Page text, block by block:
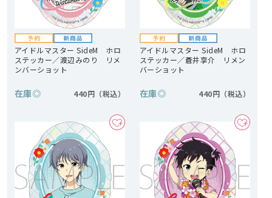
アイドルマスター SideM ホロ
ステッカー／渡辺みのり リメ
ンバーショット
在庫◎ 440円
アイドルマスター SideM ホロ
ステッカー／蒼井享介 リメン
バーショット
在庫◎ 440円